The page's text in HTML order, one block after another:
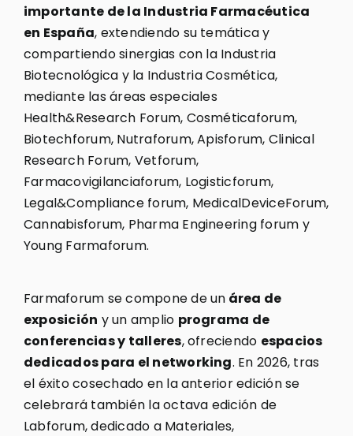
importante de la Industria Farmacéutica
en España, extendiendo su temática y
compartiendo sinergias con la Industria
Biotecnológica y la Industria Cosmética,
mediante las áreas especiales
Health&Research Forum, Cosméticaforum,
Biotechforum, Nutraforum, Apisforum, Clinical
Research Forum, Vetforum,
Farmacovigilanciaforum, Logisticforum,
Legal&Compliance forum, MedicalDeviceForum,
Cannabisforum, Pharma Engineering forum y
Young Farmaforum.
Farmaforum se compone de un área de
exposición y un amplio programa de
conferencias y talleres, ofreciendo espacios
dedicados para el networking. En 2026, tras
el éxito cosechado en la anterior edición se
celebrará también la octava edición de
Labforum, dedicado a Materiales,